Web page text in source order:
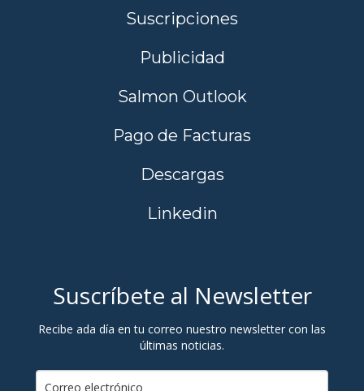
Suscripciones
Publicidad
Salmon Outlook
Pago de Facturas
Descargas
Linkedin
Suscríbete al Newsletter
Recibe ada día en tu correo nuestro newsletter con las
últimas noticias.